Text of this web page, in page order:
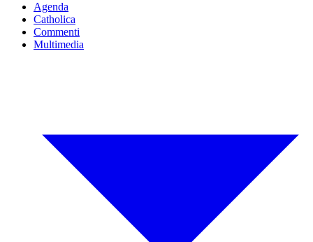
Agenda
Catholica
Commenti
Multimedia